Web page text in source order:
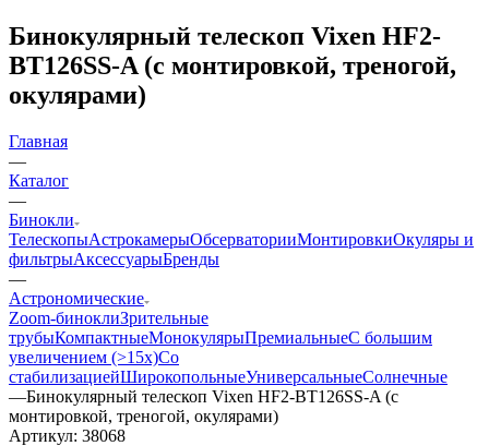
Бинокулярный телескоп Vixen HF2-
BT126SS-A (с монтировкой, треногой,
окулярами)
Главная
—
Каталог
—
Бинокли
ТелескопыАстрокамерыОбсерваторииМонтировкиОкуляры и
фильтрыАксессуарыБренды
—
Астрономические
Zoom-биноклиЗрительные
трубыКомпактныеМонокулярыПремиальныеС большим
увеличением (>15x)Со
стабилизациейШирокопольныеУниверсальныеСолнечные
—Бинокулярный телескоп Vixen HF2-BT126SS-A (с
монтировкой, треногой, окулярами)
Артикул: 38068